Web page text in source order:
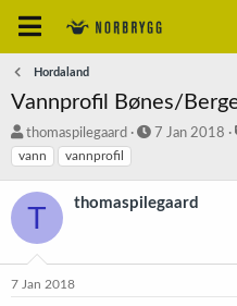
Hordaland
Vannprofil Bønes/
T
r
å
d
s
r
t
thomaspilegaard
S
t
t
7 Jan 2018
vann
vannprofil
T thomaspilegaard
7 Jan 2018